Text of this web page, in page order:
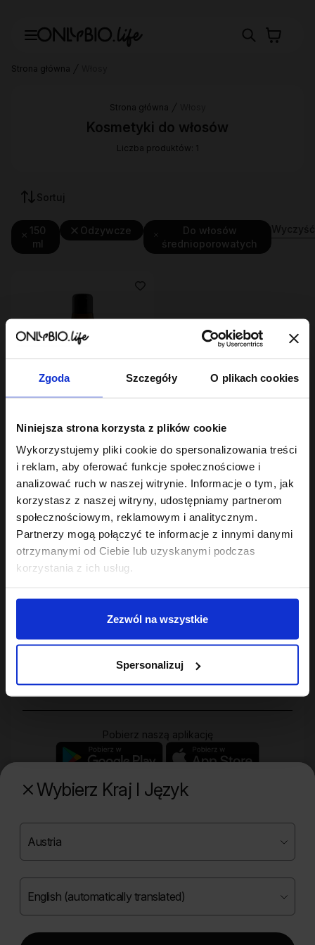
Zgoda Szczegóły O plikach cookies
Niniejsza strona korzysta z plików cookie
Wykorzystujemy pliki cookie do spersonalizowania treści
i reklam, aby oferować funkcje społecznościowe i
analizować ruch w naszej witrynie. Informacje o tym, jak
korzystasz z naszej witryny, udostępniamy partnerom
społecznościowym, reklamowym i analitycznym.
Partnerzy mogą połączyć te informacje z innymi danymi
otrzymanymi od Ciebie lub uzyskanymi podczas
korzystania z ich usług.
Zezwól na wszystkie
Spersonalizuj
Wybierz Kraj I Język
Strona główna
Strona główna
Kosmetyki do włosów
Liczba produktów: 1
Sortuj
150
ml
Odzywcze
Do włosów
średnioporowatych
Olej do olejowania do
średnioporowatych 150
ml
22,49 zł
Najniższa cena z 30 dni przed
Sklep
Twoje konto
Pobierz naszą aplikację
Poznaj naszą drugą markę